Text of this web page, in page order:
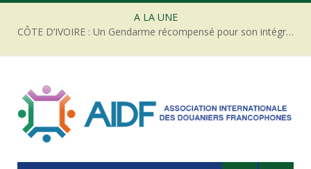
A LA UNE
CÔTE D’IVOIRE : Un Gendarme récompensé pour son intégrité face à une tentative de corruption